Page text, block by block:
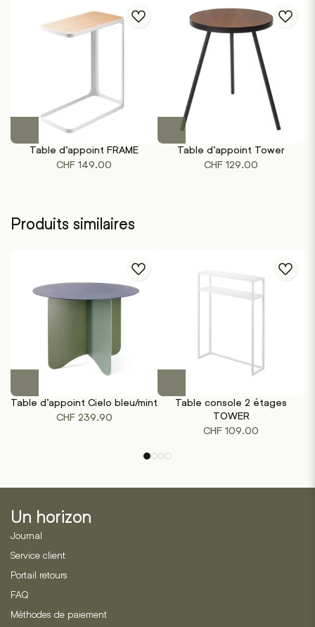
a
plusieurs
options
peuvent
la
Table d’appoint FRAME
CHF 149.00
Ce
a
plusieurs
Table d’appoint Tower
CHF 129.00
Produits similaires
Table d’appoint Cielo bleu/mint
CHF239.90
a
plusieurs
variations.
Table console 2 étages
TOWER
CHF 109.00
Un horizon
Journal
Service client
Portail retours
FAQ
Méthodes de paiement